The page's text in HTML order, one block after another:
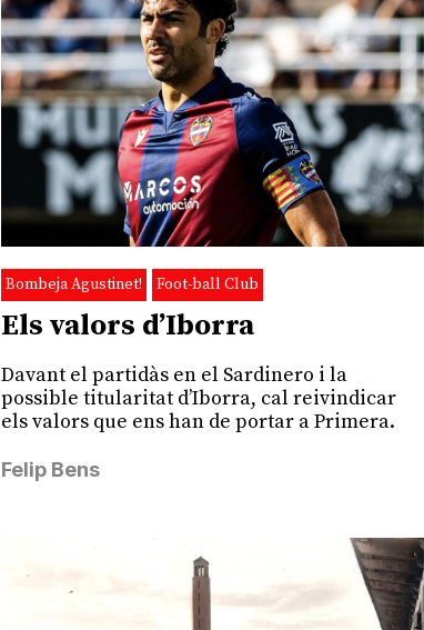
Bombeja Agustinet! Foot-ball Club
Els valors d’Iborra
Davant el partidàs en el Sardinero i la
possible titularitat d’Iborra, cal reivindicar
els valors que ens han de portar a Primera.
Felip Bens